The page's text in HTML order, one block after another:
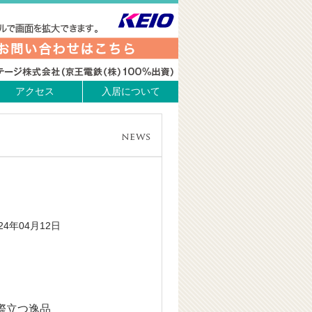
アクセス 入居について
年04月12日
立つ逸品